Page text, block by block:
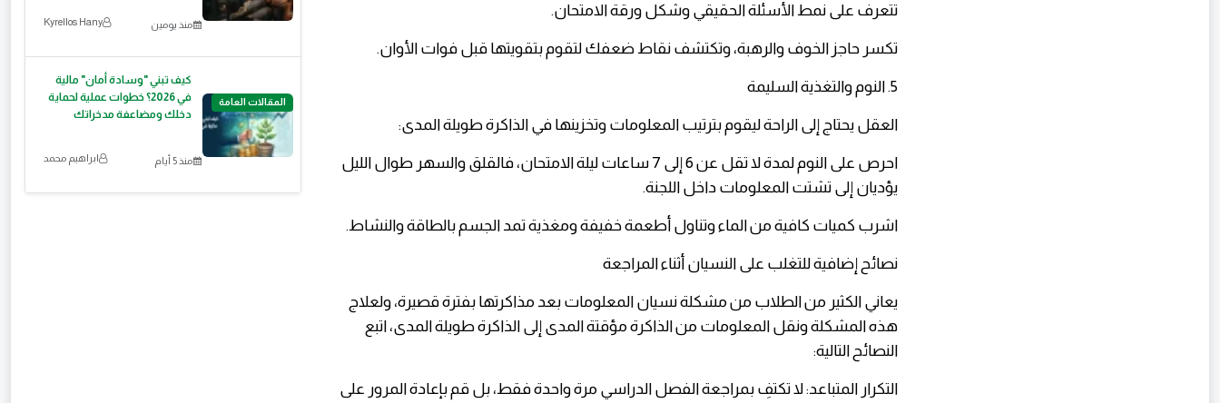
تتعرف على نمط الأسئلة الحقيقي وشكل ورقة الامتحان.
تكسر حاجز الخوف والرهبة، وتكتشف نقاط ضعفك لتقوم بتقويتها قبل فوات الأوان.
5. النوم والتغذية السليمة
العقل يحتاج إلى الراحة ليقوم بترتيب المعلومات وتخزينها في الذاكرة طويلة المدى:
احرص على النوم لمدة لا تقل عن 6 إلى 7 ساعات ليلة الامتحان، فالقلق والسهر طوال الليل
يؤديان إلى تشتت المعلومات داخل اللجنة.
اشرب كميات كافية من الماء وتناول أطعمة خفيفة ومغذية تمد الجسم بالطاقة والنشاط.
نصائح إضافية للتغلب على النسيان أثناء المراجعة
يعاني الكثير من الطلاب من مشكلة نسيان المعلومات بعد مذاكرتها بفترة قصيرة، ولعلاج
هذه المشكلة ونقل المعلومات من الذاكرة مؤقتة المدى إلى الذاكرة طويلة المدى، اتبع
النصائح التالية:
التكرار المتباعد: لا تكتفِ بمراجعة الفصل الدراسي مرة واحدة فقط، بل قم بإعادة المرور على
منذ يومين Kyrellos Hany
المقالات العامة
كيف تبني "وسادة أمان" مالية
في 2026؟ خطوات عملية لحماية
دخلك ومضاعفة مدخراتك
منذ 5 أيام ابراهيم محمد